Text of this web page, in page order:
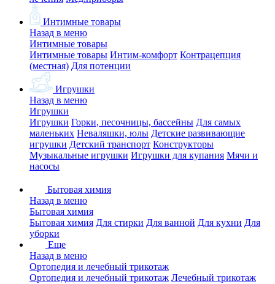
Интимные товары
Назад в меню
Интимные товары
Интимные товары Интим-комфорт Контрацепция
(местная) Для потенции
Игрушки
Назад в меню
Игрушки
Игрушки Горки, песочницы, бассейны Для самых
маленьких Неваляшки, юлы Детские развивающие
игрушки Детский транспорт Конструкторы
Музыкальные игрушки Игрушки для купания Мячи и
насосы
Бытовая химия
Назад в меню
Бытовая химия
Бытовая химия Для стирки Для ванной Для кухни Для
уборки
Еще
Назад в меню
Ортопедия и лечебный трикотаж
Ортопедия и лечебный трикотаж Лечебный трикотаж